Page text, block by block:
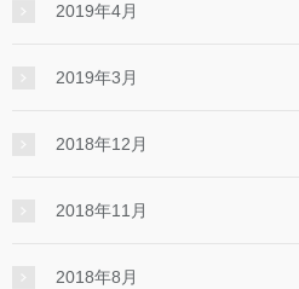
2019年4月
2019年3月
2018年12月
2018年11月
2018年8月